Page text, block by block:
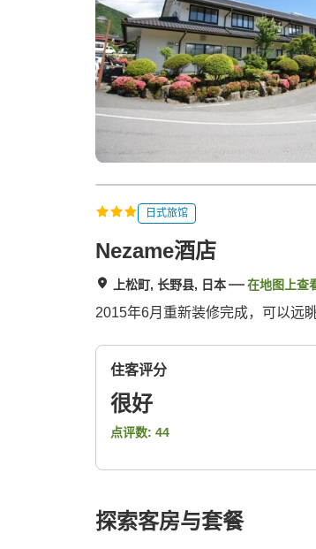
a
r
c
h
日式旅馆
Nezame酒店
上松町, 长野县, 日本 在地图上查
2015年6月重新装修完成，可以远
住客评分
很好
点评数: 44
探索客房与套餐